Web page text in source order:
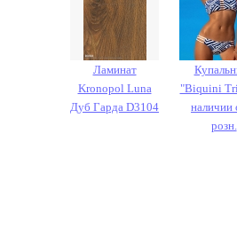
Ламинат
Kronopol Luna
Дуб Гарда D3104
"Biquini
наличии
розн.